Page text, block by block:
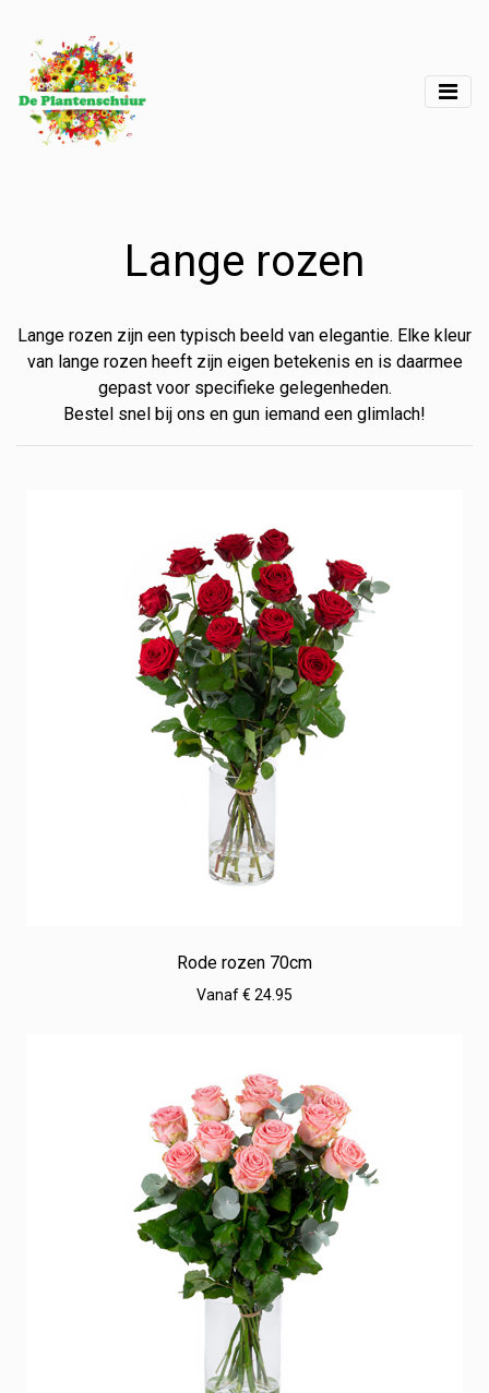
Lange rozen
Lange rozen zijn een typisch beeld van elegantie. Elke kleur
van lange rozen heeft zijn eigen betekenis en is daarmee
gepast voor specifieke gelegenheden.
Bestel snel bij ons en gun iemand een glimlach!
Rode rozen 70cm
Vanaf € 24.95